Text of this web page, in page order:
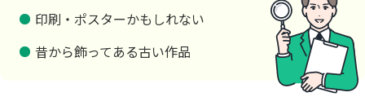
印刷・ポスターかもしれない
昔から飾ってある古い作品